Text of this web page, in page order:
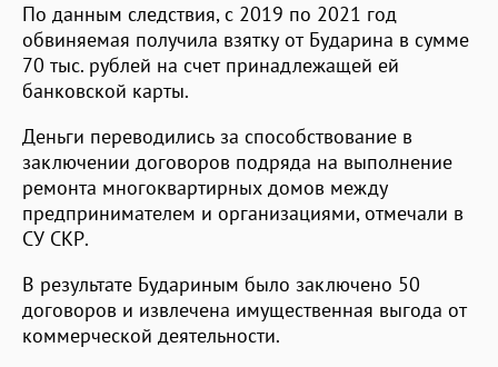
По данным следствия, с 2019 по 2021 год
обвиняемая получила взятку от Бударина в сумме
70 тыс. рублей на счет принадлежащей ей
банковской карты.
Деньги переводились за способствование в
заключении договоров подряда на выполнение
ремонта многоквартирных домов между
предпринимателем и организациями, отмечали в
СУ СКР.
В результате Будариным было заключено 50
договоров и извлечена имущественная выгода от
коммерческой деятельности.